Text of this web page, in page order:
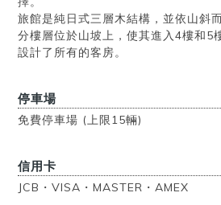
旅館是純日式三層木結構，並依山斜
分樓層位於山坡上，使其進入4樓和5
設計了所有的客房。
停車場
免費停車場 (上限15輛)
信用卡
JCB・VISA・MASTER・AMEX